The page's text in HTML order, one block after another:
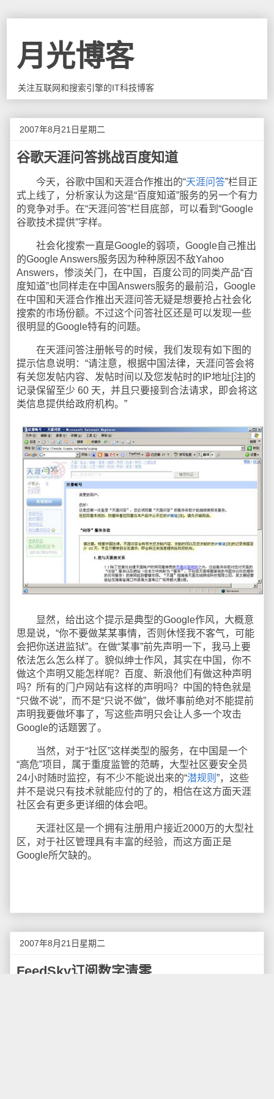
月光博客
关注互联网和搜索引擎的IT科技博客
2007年8月21日星期二
谷歌天涯问答挑战百度知道
今天，谷歌中国和天涯合作推出的“天涯问答”栏目正
式上线了，分析家认为这是“百度知道”服务的另一个有力
的竞争对手。在“天涯问答”栏目底部，可以看到“Google
谷歌技术提供”字样。
社会化搜索一直是Google的弱项，Google自己推出
的Google Answers服务因为种种原因不敌Yahoo
Answers，惨淡关门，在中国，百度公司的同类产品“百
度知道”也同样走在中国Answers服务的最前沿，Google
在中国和天涯合作推出天涯问答无疑是想要抢占社会化
搜索的市场份额。不过这个问答社区还是可以发现一些
很明显的Google特有的问题。
在天涯问答注册帐号的时候，我们发现有如下图的
提示信息说明：“请注意，根据中国法律，天涯问答会将
有关您发帖内容、发帖时间以及您发帖时的IP地址[注]的
记录保留至少 60 天，并且只要接到合法请求，即会将这
类信息提供给政府机构。”
显然，给出这个提示是典型的Google作风，大概意
思是说，“你不要做某某事情，否则休怪我不客气，可能
会把你送进监狱”。在做“某事”前先声明一下，我马上要
依法怎么怎么样了。貌似绅士作风，其实在中国，你不
做这个声明又能怎样呢？百度、新浪他们有做这种声明
吗？所有的门户网站有这样的声明吗？中国的特色就是
“只做不说”，而不是“只说不做”，做坏事前绝对不能提前
声明我要做坏事了，写这些声明只会让人多一个攻击
Google的话题罢了。
当然，对于“社区”这样类型的服务，在中国是一个
“高危”项目，属于重度监管的范畴，大型社区要安全员
24小时随时监控，有不少不能说出来的“潜规则 ”，这些
并不是说只有技术就能应付的了的，相信在这方面天涯
社区会有更多更详细的体会吧。
天涯社区是一个拥有注册用户接近2000万的大型社
区，对于社区管理具有丰富的经验，而这方面正是
Google所欠缺的。
2007年8月21日星期二
FeedSky订阅数字清零